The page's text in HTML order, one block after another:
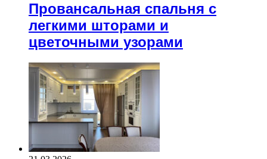
Провансальная спальня с
легкими шторами и
цветочными узорами